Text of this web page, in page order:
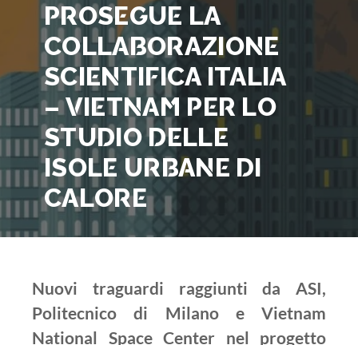
PROSEGUE LA
COLLABORAZIONE
SCIENTIFICA ITALIA
– VIETNAM PER LO
STUDIO DELLE
ISOLE URBANE DI
CALORE
Nuovi traguardi raggiunti da ASI,
Politecnico di Milano e Vietnam
National Space Center nel progetto